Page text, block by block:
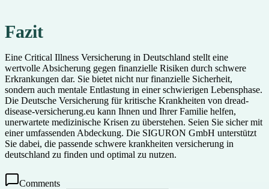
Fazit
Eine Critical Illness Versicherung in Deutschland stellt eine
wertvolle Absicherung gegen finanzielle Risiken durch schwere
Erkrankungen dar. Sie bietet nicht nur finanzielle Sicherheit,
sondern auch mentale Entlastung in einer schwierigen Lebensphase.
Die Deutsche Versicherung für kritische Krankheiten von dread-
disease-versicherung.eu kann Ihnen und Ihrer Familie helfen,
unerwartete medizinische Krisen zu überstehen. Seien Sie sicher mit
einer umfassenden Abdeckung. Die SIGURON GmbH unterstützt
Sie dabei, die passende schwere krankheiten versicherung in
deutschland zu finden und optimal zu nutzen.
Comments